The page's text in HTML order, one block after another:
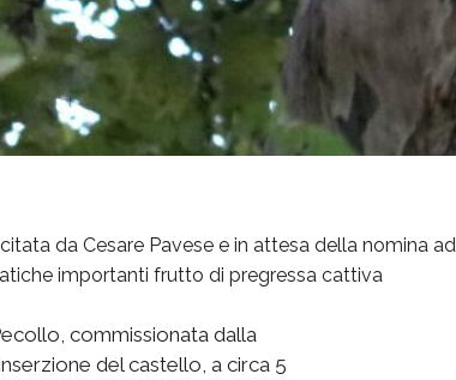
da Cesare Pavese e in attesa della nomina ad
importanti frutto di pregressa cattiva
commissionata dalla
del castello, a circa 5